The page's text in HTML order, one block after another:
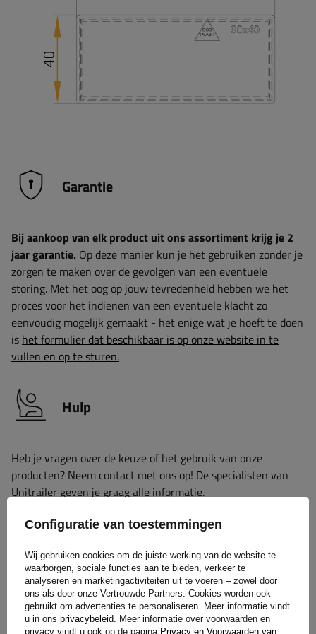
Garantie
Bij aankoop van elk product uit ons assortiment krijg je 2
jaar garantie. Op deze manier kun je het gebruiken zonder je
zorgen te maken over de gevolgen van een eventuele
storing. Met het oog op jouw tevredenheid hebben we het
proces voor het indienen van een eventuele klacht zo
eenvoudig mogelijk gemaakt - het enige wat je hoeft te doen
is het formulier dat beschikbaar is op onze website in te
vullen en op te sturen.
Hulp
Heb je vragen over de keuze of het gebruik van onze
producten? Neem contact met ons op! De specialisten van
Unitrailer geven je graag alle informatie.
+31 30 3100444 unitrailer@utrailer.nl
Specificaties
Configuratie van toestemmingen
Wij gebruiken cookies om de juiste werking van de website te
waarborgen, sociale functies aan te bieden, verkeer te
analyseren en marketingactiviteiten uit te voeren – zowel door
ons als door onze Vertrouwde Partners. Cookies worden ook
gebruikt om advertenties te personaliseren. Meer informatie vindt
u in ons privacybeleid. Meer informatie over voorwaarden en
privacy vindt u ook op de pagina Privacy en Voorwaarden van